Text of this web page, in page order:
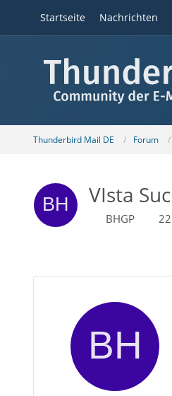
Startseite Nachrichten
Thunderbird Mail DE Forum
VIsta
BHGP